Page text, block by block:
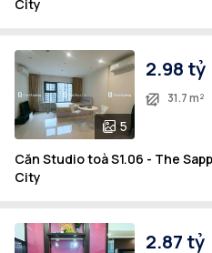
City
5
2.98 tỷ
31.7 m²
Căn Studio toà S1.06 - The
City
2.87 tỷ